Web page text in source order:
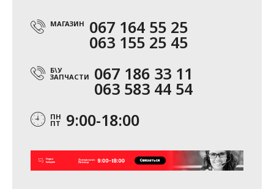
МАГАЗИН 067 164 55 25
063 155 25 45
Б\У
ЗАПЧАСТИ 067 186 33 11
063 583 44 54
ПН
ПТ 9:00-18:00